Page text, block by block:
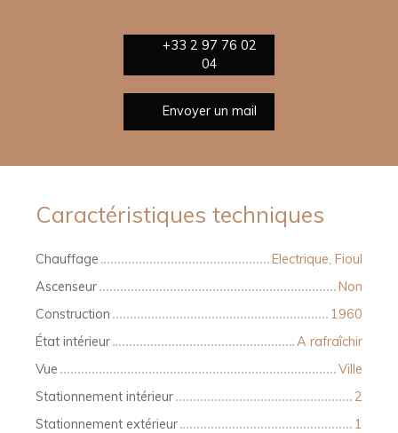
+33 2 97 76 02
04
Envoyer un mail
Caractéristiques techniques
Chauffage
Electrique, Fioul
Ascenseur
Non
Construction
1960
État intérieur
A rafraîchir
Vue
Ville
Stationnement intérieur
2
Stationnement extérieur
1